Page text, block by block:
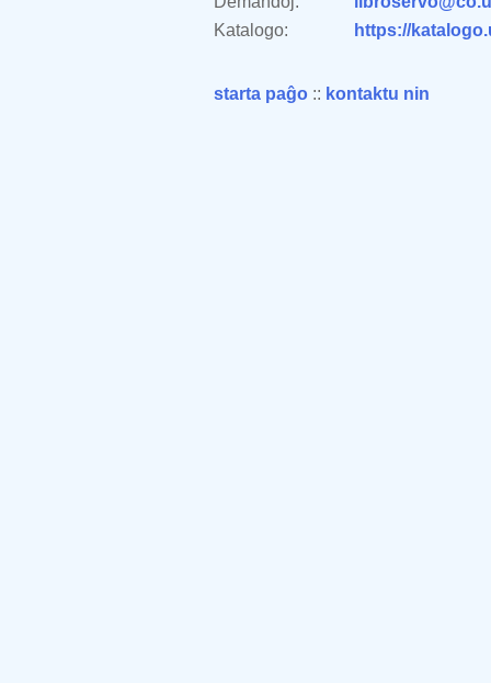
Katalogo:
https://
starta paĝo :: kontaktu nin